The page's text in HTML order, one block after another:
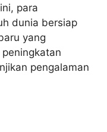
para
dunia bersiap
yang
pengalaman